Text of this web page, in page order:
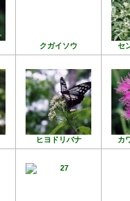
クガイソウ セ
ヒヨドリバナ カ